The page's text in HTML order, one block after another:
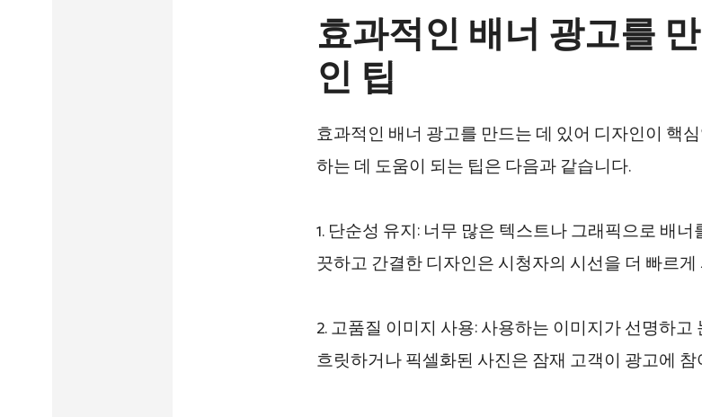
효과적인 배너 광고를
인 팁
효과적인 배너 광고를 만드는 데 있어 디자인이 핵
하는 데 도움이 되는 팁은 다음과 같습니다.
1. 단순성 유지: 너무 많은 텍스트나 그래픽으로 배
끗하고 간결한 디자인은 시청자의 시선을 더 빠르
2. 고품질 이미지 사용: 사용하는 이미지가 선명하
흐릿하거나 픽셀화된 사진은 잠재 고객이 광고에